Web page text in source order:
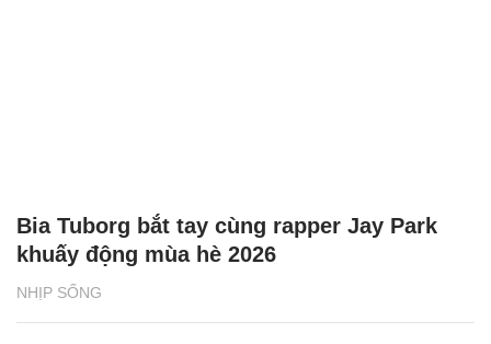
NHỊP SỐNG
Bia Tuborg bắt tay cùng rapper Jay Park
khuấy động mùa hè 2026